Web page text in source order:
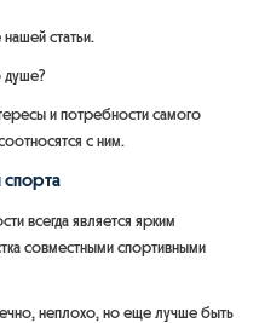
статьи.
душе?
и потребности самого
с ним.
спорта
всегда является ярким
совместными спортивными
неплохо, но еще лучше быть